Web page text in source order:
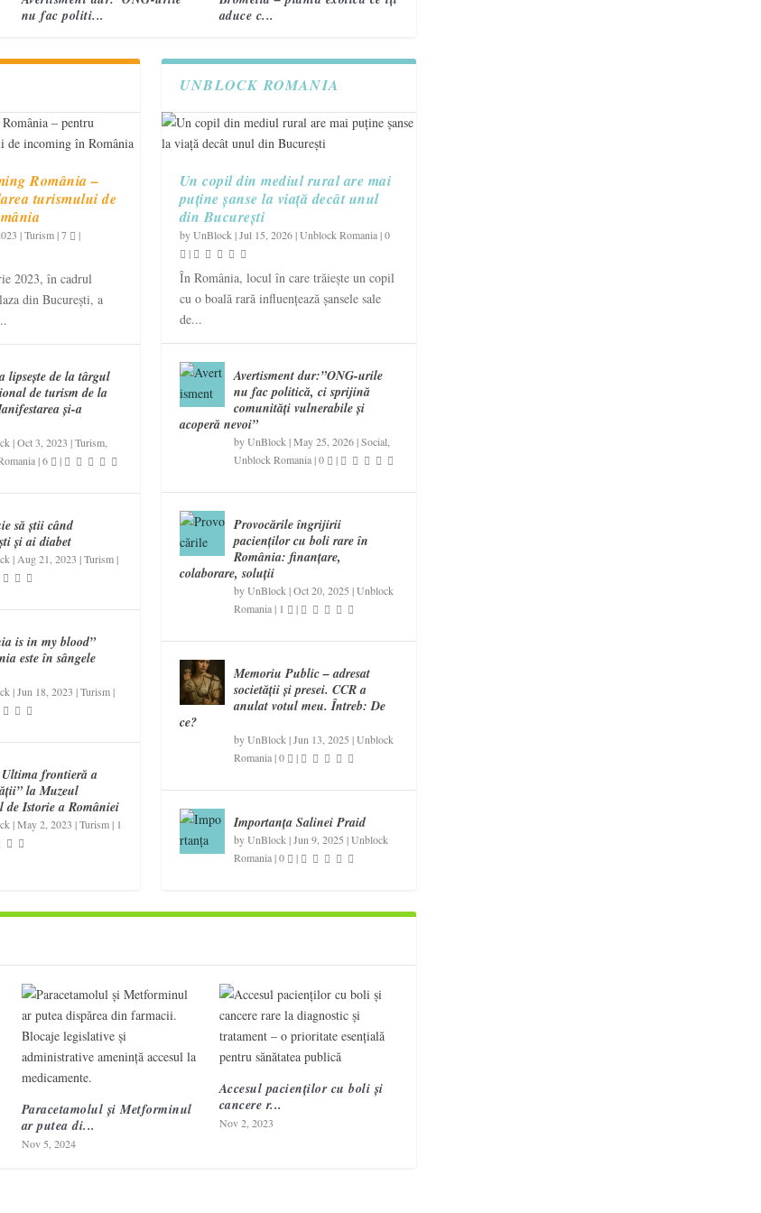
nu fac politi...
aduce c...
România –
turismului de
|Turism|7 |
2023, în cadrul
din București, a
lipsește de la târgul
de turism de la
și-a
|Oct 3, 2023 |Turism,
|6 |
să știi când
și ai diabet
| Aug 21, 2023 |Turism|
is in my blood”
este în sângele
|Jun 18, 2023 |Turism|
frontieră a
la Muzeul
de Istorie a României
|May 2, 2023 |Turism| 1
UNBLOCK ROMANIA
Un copil din mediul rural are mai
puține șanse la viață decât unul
din București
byUnBlock |Jul 15, 2026|Unblock Romania|0
|
În România, locul în care trăiește un copil
cu o boală rară influențează șansele sale
de...
Avertisment dur:”ONG-urile
nu fac politică, ci sprijină
comunități vulnerabile și
acoperă nevoi”
byUnBlock |May 25, 2026|Social
Unblock Romania|0 |
Provocările îngrijirii
pacienților cu boli rare în
România: finanțare,
colaborare, soluții
byUnBlock |Oct 20, 2025 |Unblock
Romania| 1 |
Memoriu Public – adresat
societății și presei. CCR a
anulat votul meu. Întreb: De
ce?
byUnBlock |Jun 13, 2025 |Unblock
Romania|0 |
Importanța Salinei Praid
byUnBlock |Jun 9, 2025 |Unblock
Romania|0 |
Paracetamolul și Metforminul
ar putea di...
Nov 5, 2024
Accesul pacienților cu boli și
cancere r...
Nov 2, 2023